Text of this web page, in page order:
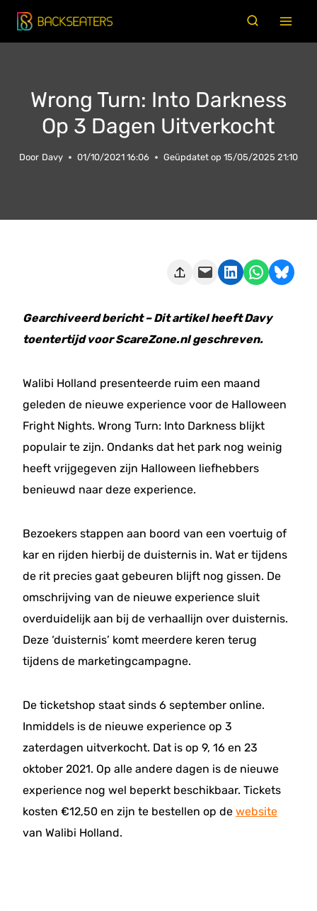
Doorgaan
naar
Wrong Turn: Into Darkness
Op 3 Dagen Uitverkocht
Door Davy 01/10/2021 16:06 Geüpdatet op 15/05/2025 21:10
Deze pagina e-mailen Delen op LinkedIn Delen via WhatsApp Share on Bluesky
Gearchiveerd bericht – Dit artikel heeft Davy
toentertijd voor ScareZone.nl geschreven.
Walibi Holland presenteerde ruim een maand
geleden de nieuwe experience voor de Halloween
Fright Nights. Wrong Turn: Into Darkness blijkt
populair te zijn. Ondanks dat het park nog weinig
heeft vrijgegeven zijn Halloween liefhebbers
benieuwd naar deze experience.
Bezoekers stappen aan boord van een voertuig of
kar en rijden hierbij de duisternis in. Wat er tijdens
de rit precies gaat gebeuren blijft nog gissen. De
omschrijving van de nieuwe experience sluit
overduidelijk aan bij de verhaallijn over duisternis.
Deze ‘duisternis’ komt meerdere keren terug
tijdens de marketingcampagne.
De ticketshop staat sinds 6 september online.
Inmiddels is de nieuwe experience op 3
zaterdagen uitverkocht. Dat is op 9, 16 en 23
oktober 2021. Op alle andere dagen is de nieuwe
experience nog wel beperkt beschikbaar. Tickets
kosten €12,50 en zijn te bestellen op de website
van Walibi Holland.